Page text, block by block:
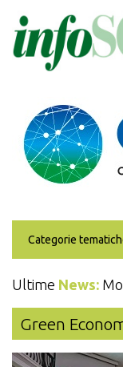
contenuto
principale
Categorie
Ultime News:
Green